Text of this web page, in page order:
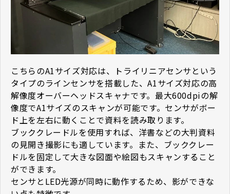
こちらのA1サイズ対応は、トライリニアセンサという
タイプのラインセンサを搭載した、A1サイズ対応の高
解像度オーバーヘッドスキャナです。最大600dpiの解
像度でA1サイズのスキャンが可能です。センサがボー
ド上を左右に動くことで資料を読み取ります。
ブッククレードルを使用すれば、洋書などの大判資料
の見開き撮影にも適しています。また、ブッククレー
ドルを固定して大きな図面や絵図もスキャンすること
ができます。
センサとLED光源が同時に動作するため、影ができな